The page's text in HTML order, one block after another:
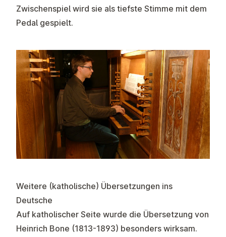
Zwischenspiel wird sie als tiefste Stimme mit dem
Pedal gespielt.
Weitere (katholische) Übersetzungen ins
Deutsche
Auf katholischer Seite wurde die Übersetzung von
Heinrich Bone (1813-1893) besonders wirksam.